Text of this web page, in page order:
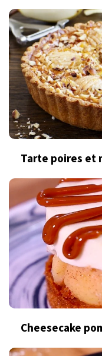
Tarte poires et
Cheesecake